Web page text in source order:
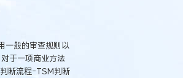
一般的审查规则以
于一项商业方法
断流程-TSM判断